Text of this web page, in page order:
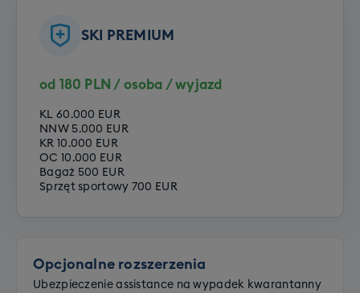
SKI PREMIUM
od 180 PLN / osoba / wyjazd
KL 60.000 EUR
NNW 5.000 EUR
KR 10.000 EUR
OC 10.000 EUR
Bagaż 500 EUR
Sprzęt sportowy 700 EUR
Opcjonalne rozszerzenia
Ubezpieczenie assistance na wypadek kwarantanny